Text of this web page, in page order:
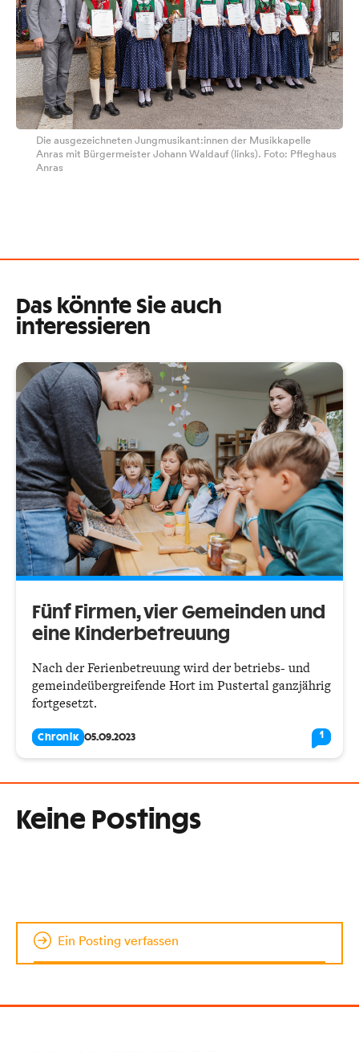
Die ausgezeichneten Jungmusikant:innen der Musikkapelle
Anras mit Bürgermeister Johann Waldauf (links). Foto: Pfleghaus
Anras
Das könnte Sie auch
interessieren
Fünf Firmen, vier Gemeinden und
eine Kinderbetreuung
Nach der Ferienbetreuung wird der betriebs- und
gemeindeübergreifende Hort im Pustertal ganzjährig
fortgesetzt.
Chronik 05.09.2023 1
Keine Postings
Ein Posting verfassen